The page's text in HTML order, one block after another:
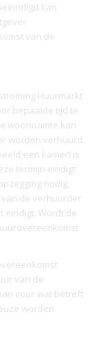
kan
van de
Huurmarkt
bepaalde tijd te
woonruimte kan
worden verhuurd.
een kamer) is
termijn eindigt
nodig,
de verhuurder
eindigt. Wordt de
van de
voor wat betreft
worden